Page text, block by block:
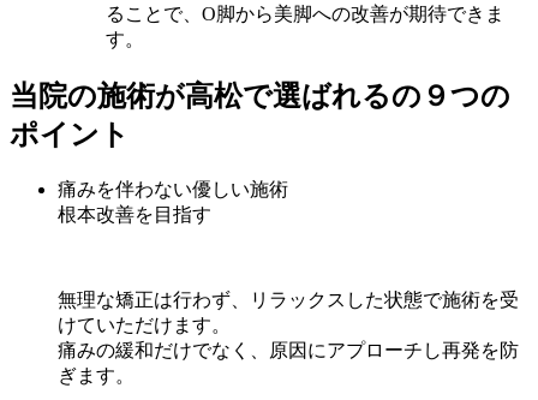
ることで、O脚から美脚への改善が期待できま
す。
当院の施術が高松で選ばれるの９つの
ポイント
痛みを伴わない優しい施術
根本改善を目指す
無理な矯正は行わず、リラックスした状態で施術を受
けていただけます。
痛みの緩和だけでなく、原因にアプローチし再発を防
ぎます。